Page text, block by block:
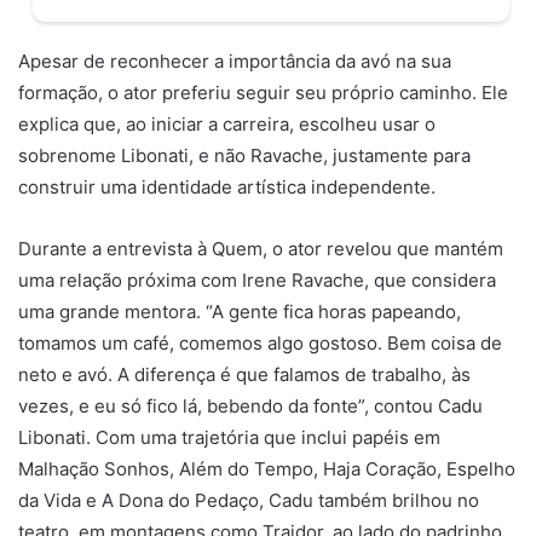
Apesar de reconhecer a importância da avó na sua
formação, o ator preferiu seguir seu próprio caminho. Ele
explica que, ao iniciar a carreira, escolheu usar o
sobrenome Libonati, e não Ravache, justamente para
construir uma identidade artística independente.
Durante a entrevista à Quem, o ator revelou que mantém
uma relação próxima com Irene Ravache, que considera
uma grande mentora. “A gente fica horas papeando,
tomamos um café, comemos algo gostoso. Bem coisa de
neto e avó. A diferença é que falamos de trabalho, às
vezes, e eu só fico lá, bebendo da fonte”, contou Cadu
Libonati. Com uma trajetória que inclui papéis em
Malhação Sonhos, Além do Tempo, Haja Coração, Espelho
da Vida e A Dona do Pedaço, Cadu também brilhou no